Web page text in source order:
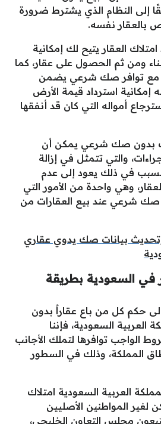
إلى النظام الذي يشترط ضرورة
نفسه.
العقار يتيح لك إمكانية
ومن ثم الحصول على عقار، كما
مع توافر صك شرعي يضمن
إمكانية استرداد قيمة الأرض
أمواله التي كان قد أنفقها
بدون صك شرعي يمكن أن
والتي تتمثل في إزالة
في ذلك يعود إلى عدم
وهي واحدة من الأمور التي
صك شرعي عند بيع العقارات من
بيانات صك يدوي عقاري
في السعودية بطريقة
حكم كل من باع عقاراً بدون
السعودية، فإننا
الواجب توافرها لتملك الأجانب
المملكة، وذلك في السطور
العربية السعودية امتلاك
لغير المواطنين الأصليين
مجلس التعاون الخليجي،